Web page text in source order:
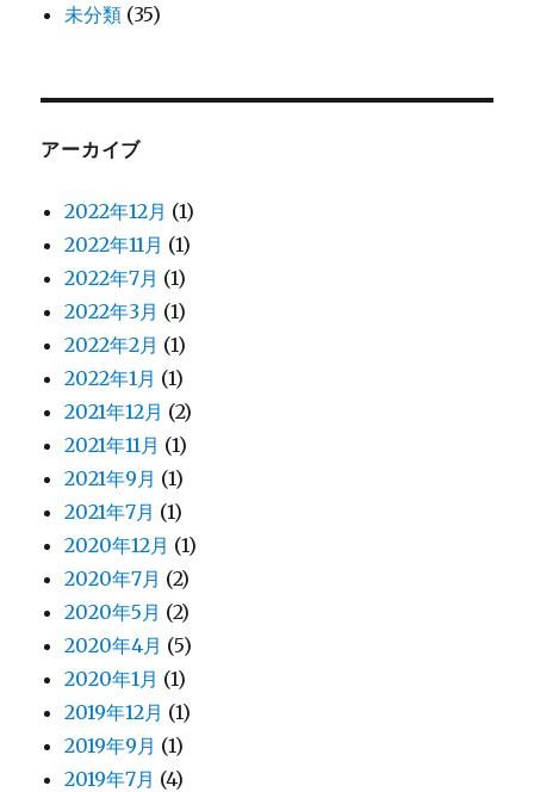
未分類 (35)
アーカイブ
2022年12月 (1)
2022年11月 (1)
2022年7月 (1)
2022年3月 (1)
2022年2月 (1)
2022年1月 (1)
2021年12月 (2)
2021年11月 (1)
2021年9月 (1)
2021年7月 (1)
2020年12月 (1)
2020年7月 (2)
2020年5月 (2)
2020年4月 (5)
2020年1月 (1)
2019年12月 (1)
2019年9月 (1)
2019年7月 (4)